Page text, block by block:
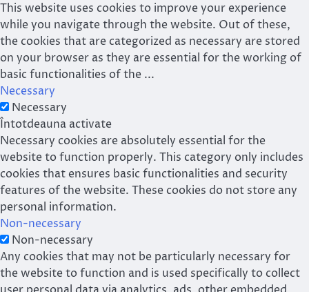
This website uses cookies to improve your experience
while you navigate through the website. Out of these,
the cookies that are categorized as necessary are stored
on your browser as they are essential for the working of
basic functionalities of the ...
Necessary
Necessary
Întotdeauna activate
Necessary cookies are absolutely essential for the
website to function properly. This category only includes
cookies that ensures basic functionalities and security
features of the website. These cookies do not store any
personal information.
Non-necessary
Non-necessary
Any cookies that may not be particularly necessary for
the website to function and is used specifically to collect